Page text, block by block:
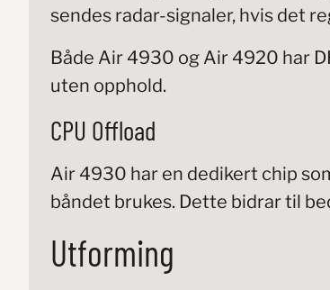
sendes radar-signaler, hvis det
Både Air 4930 og Air 4920 har
uten opphold.
CPU Offload
Air 4930 har en dedikert chip
båndet brukes. Dette bidrar til
Utforming